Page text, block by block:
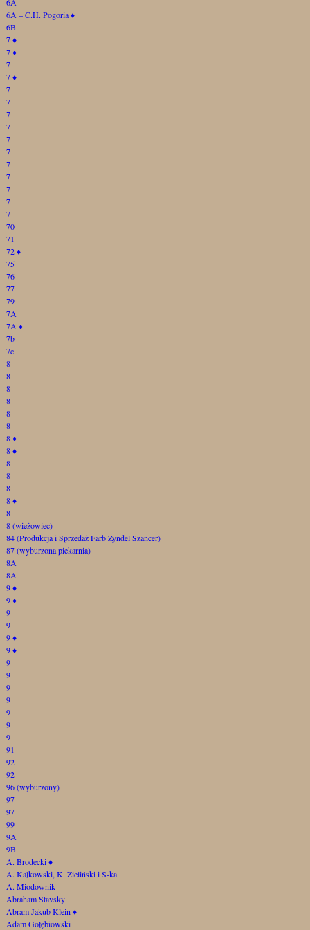
6A – C.H. Pogoria♦
6B
7♦
7♦
7
7♦
7
7
7
7
7
7
7
7
7
7
7
70
71
72♦
75
76
77
79
7A
7A ♦
7b
7c
8
8
8
8
8
8
8♦
8♦
8
8
8
8♦
8
8 (wieżowiec)
84 (Produkcja i Sprzedaż Farb Zyndel Szancer)
87 (wyburzona piekarnia)
8A
8A
9♦
9♦
9
9
9♦
9♦
9
9
9
9
9
9
9
91
92
92
96 (wyburzony)
97
97
99
9A
9B
A. Brodecki♦
A. Kałkowski, K. Zieliński i S-ka
A. Miodownik
Abraham Stavsky
Abram Jakub Klein ♦
Adam Gołębiowski